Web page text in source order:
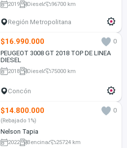
2019 Diesel 96700 km
Región Metropolitana
$16.990.000
0
PEUGEOT 3008 GT 2018 TOP DE LINEA
DIESEL
2018 Diesel 75000 km
Concón
$14.800.000 0
(Rebajado 1%)
Nelson Tapia
2022 Bencina 25724 km